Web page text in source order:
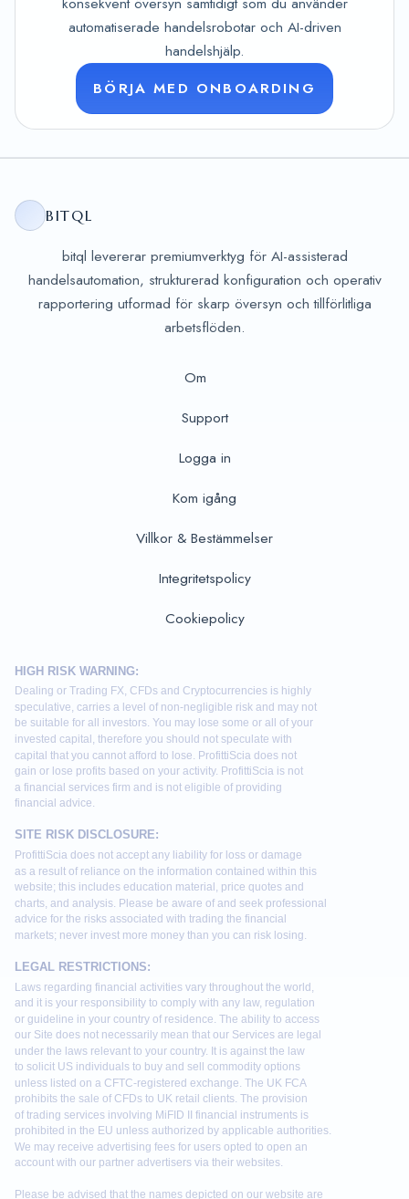
automatiserade handelsrobotar och AI-driven
handelshjälp.
BÖRJA MED ONBOARDING
BITQL
bitql levererar premiumverktyg för AI-assisterad
handelsautomation, strukturerad konfiguration och operativ
rapportering utformad för skarp översyn och tillförlitliga
arbetsflöden.
Om
Support
Logga in
Kom igång
Villkor & Bestämmelser
Integritetspolicy
Cookiepolicy